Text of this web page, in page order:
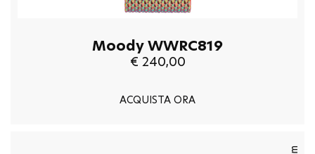
Moody WWRC819
€ 240,00
ACQUISTA ORA